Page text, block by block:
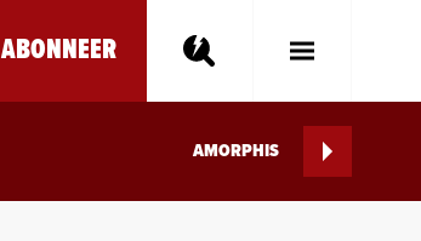
ABONNEER
Toggle
AMORPHIS